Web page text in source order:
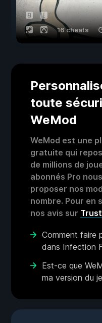
16 cheats
toute
WeMod
WeMod est une
gratuite qui
de millions de
abonnés Pro
proposer nos
nombre. Pour en
nos avis sur
Comment faire
dans Infection
Est-ce que
ma version du